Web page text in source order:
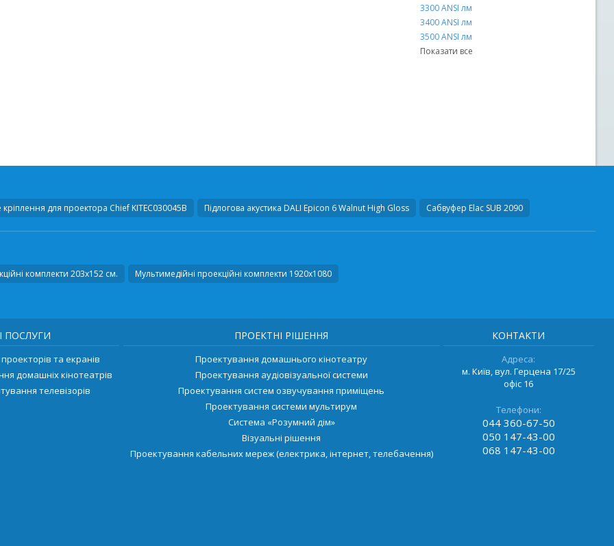
3300 ANSI лм
3400 ANSI лм
3500 ANSI лм
Показати все
кріплення для проектора Chief KITEC030045B Підлогова акустика DALI Epicon 6 Walnut High Gloss Сабвуфер Elac SUB 2090
комплекти 203х152 см.
Мультимедійні проекційні комплекти 1920х1080
ПОСЛУГИ
та екранів
домашніх кінотеатрів
телевізорів
ПРОЕКТНІ РІШЕННЯ
Проектування домашнього кінотеатру
Проектування аудіовізуальної системи
Проектування систем озвучування приміщень
Проектування системи мультирум
Система «Розумний дім»
Візуальні рішення
Проектування кабельних мереж (електрика, інтернет, телебачення)
КОНТАКТИ
Адреса:
м. Київ, вул. Герцена 17/25
офіс 16
Телефони:
044360-67-50
050 147-43-00
068 147-43-00